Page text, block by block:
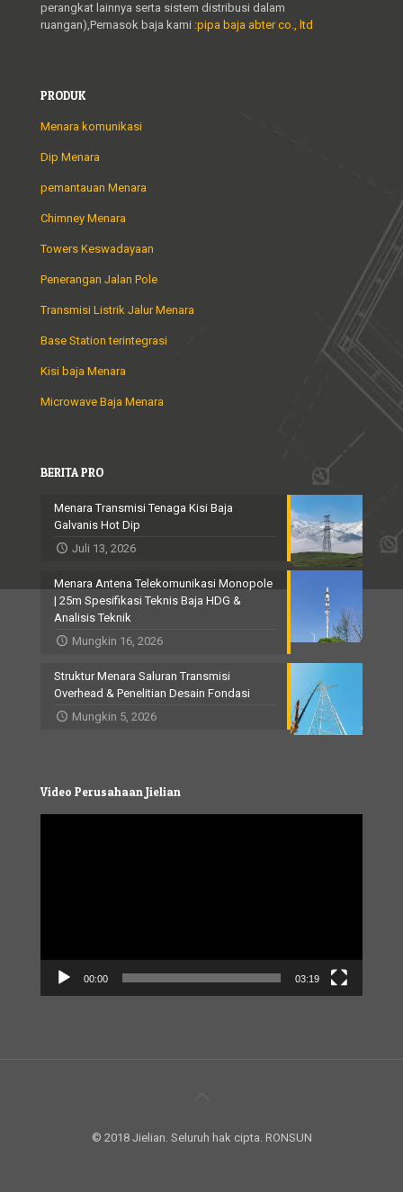
perangkat lainnya serta sistem distribusi dalam
ruangan),Pemasok baja kami :pipa baja abter co., ltd
PRODUK
Menara komunikasi
Dip Menara
pemantauan Menara
Chimney Menara
Towers Keswadayaan
Penerangan Jalan Pole
Transmisi Listrik Jalur Menara
Base Station terintegrasi
Kisi baja Menara
Microwave Baja Menara
BERITA PRO
Menara Transmisi Tenaga Kisi Baja
Galvanis Hot Dip
Juli 13, 2026
Menara Antena Telekomunikasi Monopole
| 25m Spesifikasi Teknis Baja HDG &
Analisis Teknik
Mungkin 16, 2026
Struktur Menara Saluran Transmisi
Overhead & Penelitian Desain Fondasi
Mungkin 5, 2026
Video Perusahaan Jielian
00:00 03:19
© 2018 Jielian. Seluruh hak cipta. RONSUN